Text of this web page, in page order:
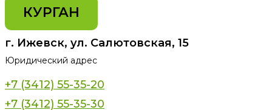
КУРГАН
г. Ижевск, ул. Салютовская, 15
Юридический адрес
+7 (3412) 55-35-20
+7 (3412) 55-35-30